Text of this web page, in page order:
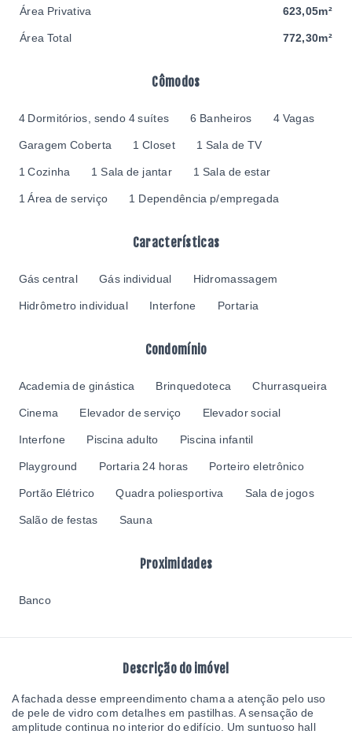
Cômodos
4 Dormitórios, sendo 4 suítes 6 Banheiros 4 Vagas
Garagem Coberta 1 Closet 1 Sala de TV
1 Cozinha 1 Sala de jantar 1 Sala de estar
1 Área de serviço 1 Dependência p/empregada
Características
Gás central Gás individual Hidromassagem
Hidrômetro individual Interfone Portaria
Condomínio
Academia de ginástica Brinquedoteca Churrasqueira
Cinema Elevador de serviço Elevador social
Interfone Piscina adulto Piscina infantil
Playground Portaria 24 horas Porteiro eletrônico
Portão Elétrico Quadra poliesportiva Sala de jogos
Salão de festas Sauna
Proximidades
Banco
Descrição do imóvel
A fachada desse empreendimento chama a atenção pelo uso
de pele de vidro com detalhes em pastilhas. A sensação de
amplitude continua no interior do edifício. Um suntuoso hall
Área Privativa 623,05m²
Área Total 772,30m²